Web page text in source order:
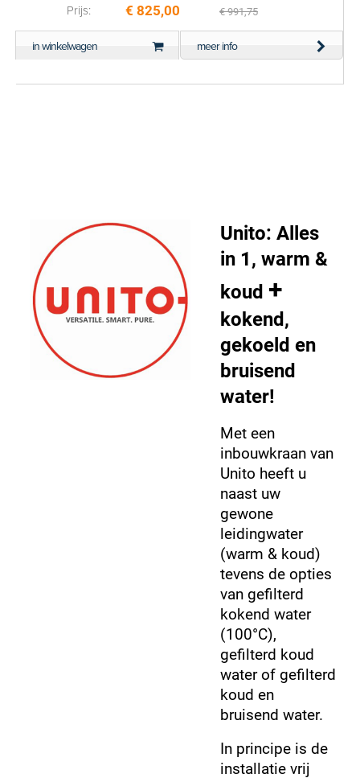
Prijs: € 825,00 € 991,75
in winkelwagen meer info
Unito: Alles
in 1, warm &
koud +
kokend,
gekoeld en
bruisend
water!
Met een
inbouwkraan van
Unito heeft u
naast uw
gewone
leidingwater
(warm & koud)
tevens de opties
van gefilterd
kokend water
(100°C),
gefilterd koud
water of gefilterd
koud en
bruisend water.
In principe is de
installatie vrij